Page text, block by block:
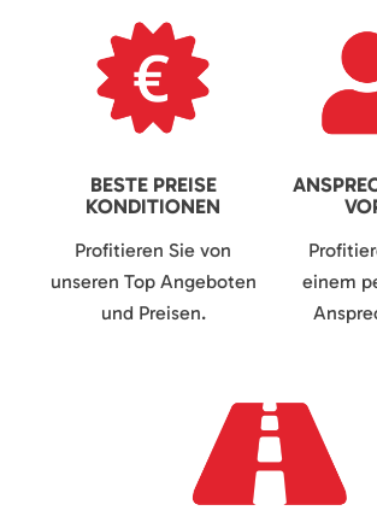
BESTE PREISE
KONDITIONEN
Profitieren Sie von
unseren Top Angeboten
und Preisen.
einem